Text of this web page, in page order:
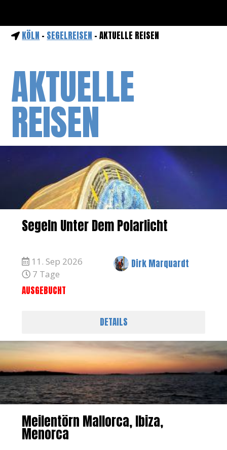
KÖLN - SEGELREISEN - AKTUELLE REISEN
AKTUELLE
REISEN
Segeln Unter Dem Polarlicht
11. Sep 2026
7 Tage
Dirk Marquardt
AUSGEBUCHT
DETAILS
Meilentörn Mallorca, Ibiza,
Menorca